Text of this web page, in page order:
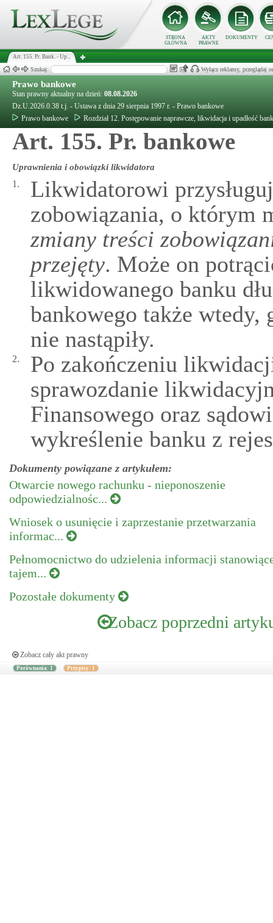
STRONA
GŁÓWNA
AKTY
PRAWNE
DOKUMENTY
Art. 155. Pr. Bank. - Up...
Szukaj: Wyłącz reklamy, przeglądaj
Prawo bankowe
Stan prawny aktualny na dzień: 08.08.2026
Dz.U.2026.0.38 t.j. - Ustawa z dnia 29 sierpnia 1997 r. - Prawo bankowe
Prawo bankowe
Rozdział 12. Postępowanie naprawcze, likwidacja i upadłość
Art. 155. Pr. bankowe
Uprawnienia i obowiązki likwidatora
1.
Likwidatorowi
zobowiązania, o którym
zmiany treści
przejęty. Może on
likwidowanego banku
bankowego także wtedy,
nie nastąpiły.
2.
Po zakończeniu
sprawozdanie
Finansowego oraz
wykreślenie banku z
Dokumenty powiązane z artykułem:
Otwarcie nowego rachunku - nieponoszenie
odpowiedzialnośc...
Wniosek o usunięcie i zaprzestanie przetwarzania
informac...
Pełnomocnictwo do udzielenia informacji
tajem...
Pozostałe dokumenty
Zobacz poprzedni
Zobacz cały akt prawny
Porównania: 1 Przypisy: 1